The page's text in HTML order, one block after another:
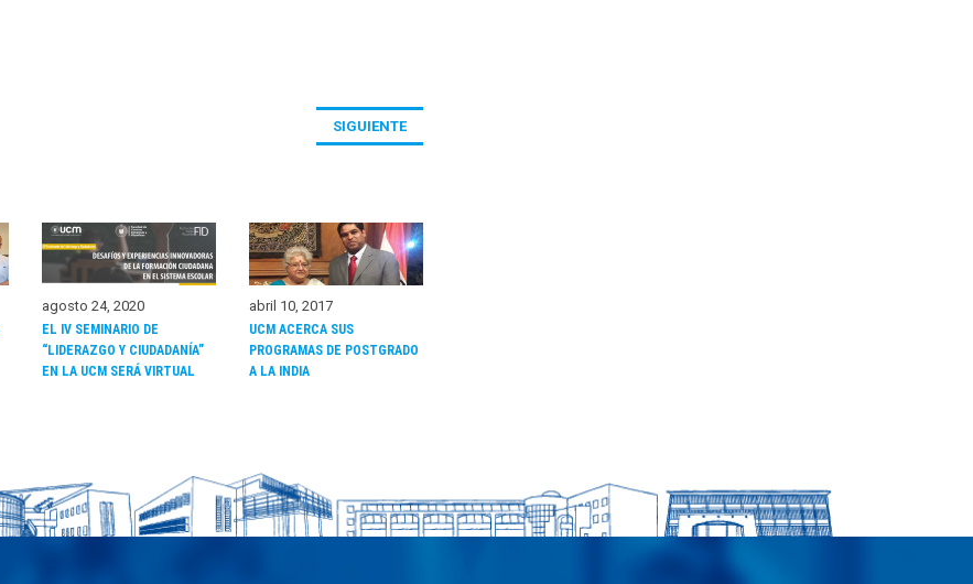
SIGUIENTE
agosto 24, 2020
EL IV SEMINARIO DE
“LIDERAZGO Y CIUDADANÍA”
EN LA UCM SERÁ VIRTUAL
abril 10, 2017
UCM ACERCA SUS
PROGRAMAS DE POSTGRADO
A LA INDIA